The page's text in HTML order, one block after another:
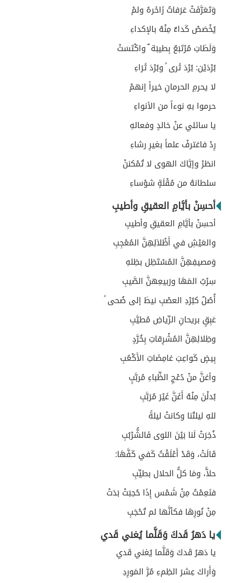
وَتَعَرَّفَتْ عَرَفاتُ زَاخَرهُ ولمْ
يُخْصَصْ كَداءٌ مِنْهُ بالإكداءِ
وَلَطَابَ مُرْتَبَعٌ بِطيبَة ٌ واكْتَسَتْ
بُرْدَيْن: بُرْدَ ثَرى ً وبُرْدَ ثَرَاءِ
لا يحرمِ الحرمانِ خيراً إنهمْ
حرموا بهِ نوءاً من الأنواءِ
يا سائلي عنْ خالدٍ وفعالهِ
رِدْ فاغترفْ علماً بغيرِ رشاءِ
انظرْ وإيَّاكَ الهوى لا تُمْكننْ
سلطانهُ من مُقْلَةٍ شوْساءِ
أحسِنْ بأيَّامِ العقيقِ وأطيبِ
أحسِنْ بأيَّامِ العقيقِ وأطيبِ
والعَيْشِ في أَظْلاَلِهِنَّ المُعْجِبِ
وَمصيفِهِنَّ المُسْتَظِل بظِلهِ
سِرْبُ المَهَا ورَبيعِهنَّ الصَّيبِ
أُصُلٌ كبُرْدِ العصْبِ نيطَ إلى ضُحى ً
عَبِقٍ بريحانِ الرِّياضِ مُطيَّبِ
وظِلالِهِنَّ المُشْرِقاتِ بِخُرَّدٍ
بِيضٍ كَواعِبَ غامِضَاتِ الأَكْعُبِ
وأغنَّ منْ دُعْجِ الظِّباءِ مُربَّبٍ
بُدلْنَ مِنْهُ أَغَنَّ غَيْرَ مُرَبَّبِ
للهِ ليلتُنا وكانتْ ليلةً
ذُخِرَتْ لَنا بَيْنَ اللوى فَالشُّرْبُبِ
قَالَتْ، وَقَدْ أَعْلَقْتُ كَفي كَفَّهَا:
حلاًّ، ومَا كلُّ الحلال بطيِّبِ
فنَعِمْتُ مِنْ شَمْس إِذَا حُجبَتْ بَدَتْ
مِنْ نُورِهَا فكأنَّها لم تُحْجَبِ
يا دَهرُ قَدكَ وَقَلَّما يُغني قَدي
يا دَهرُ قَدكَ وَقَلَّما يُغني قَدي
وَأَراكَ عِشرَ الظِمءِ مُرَّ المَورِدِ